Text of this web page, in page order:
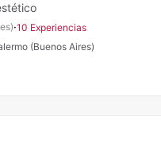
·10 Experiencias
(Buenos Aires)